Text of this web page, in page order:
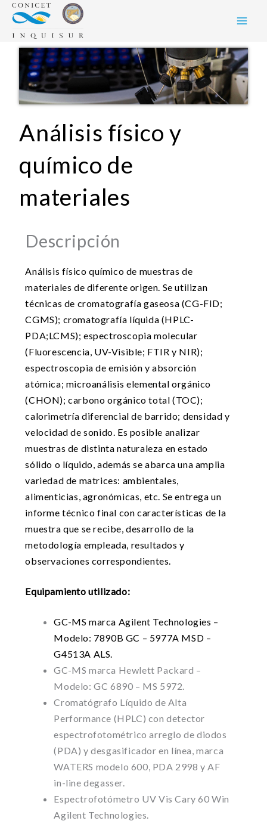
Skip
content
Análisis físico y
químico de
materiales
Descripción
Análisis físico químico de muestras de
materiales de diferente origen. Se utilizan
técnicas de cromatografía gaseosa (CG-FID;
CGMS); cromatografía líquida (HPLC-
PDA;LCMS); espectroscopia molecular
(Fluorescencia, UV-Visible; FTIR y NIR);
espectroscopia de emisión y absorción
atómica; microanálisis elemental orgánico
(CHON); carbono orgánico total (TOC);
calorimetría diferencial de barrido; densidad y
velocidad de sonido. Es posible analizar
muestras de distinta naturaleza en estado
sólido o líquido, además se abarca una amplia
variedad de matrices: ambientales,
alimenticias, agronómicas, etc. Se entrega un
informe técnico final con características de la
muestra que se recibe, desarrollo de la
metodología empleada, resultados y
observaciones correspondientes.
Equipamiento utilizado:
GC-MS marca Agilent Technologies –
Modelo: 7890B GC – 5977A MSD –
G4513A ALS.
GC-MS marca Hewlett Packard –
Modelo: GC 6890 – MS 5972.
Cromatógrafo Líquido de Alta
Performance (HPLC) con detector
espectrofotométrico arreglo de diodos
(PDA) y desgasificador en línea, marca
WATERS modelo 600, PDA 2998 y AF
in-line degasser.
Espectrofotómetro UV Vis Cary 60 Win
Agilent Technologies.